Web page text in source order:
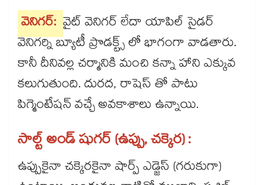
వెనిగర్: వైట్ వెనిగర్ లేదా యాపిల్ సైడర్
వెనిగర్ని బ్యూటీ ప్రొడక్ట్స్ లో భాగంగా వాడతారు.
కానీ దీనివల్ల చర్మానికి మంచి కన్నా హాని ఎక్కువ
కలుగుతుంది. దురద, రాషెస్ తో పాటు
పిగ్మెంటేషన్ వచ్చే అవకాశాలు ఉన్నాయి.
సాల్ట్ అండ్ షుగర్ (ఉప్పు, చక్కెర) :
ఉప్పుకైనా చక్కెరకైనా షార్ప్ ఎడ్జెస్ (గరుకుగా)